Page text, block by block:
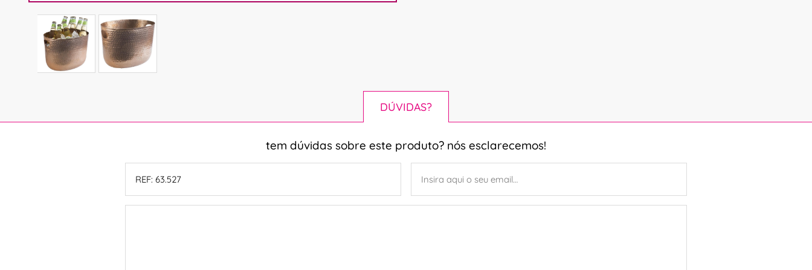
DÚVIDAS?
tem dúvidas sobre este produto? nós esclarecemos!